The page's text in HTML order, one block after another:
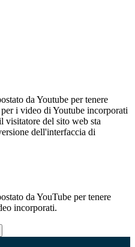
da Youtube per tenere
i video di Youtube incorporati
visitatore del sito web sta
dell'interfaccia di
da YouTube per tenere
incorporati.